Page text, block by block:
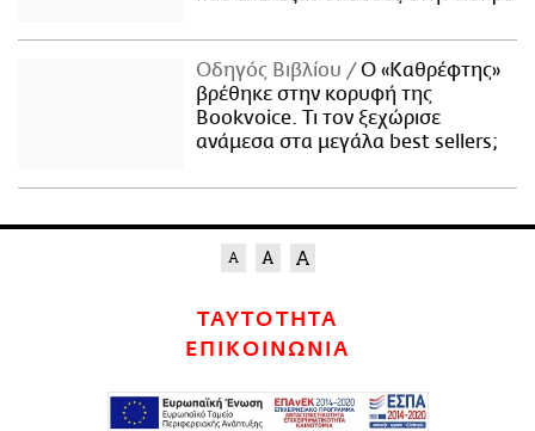
Οδηγός Βιβλίου
Ο «Καθρέφτης»
βρέθηκε στην κορυφή της
Bookvoice. Τι τον ξεχώρισε
ανάμεσα στα μεγάλα best sellers;
ΤΑΥΤΟΤΗΤΑ
ΕΠΙΚΟΙΝΩΝΙΑ